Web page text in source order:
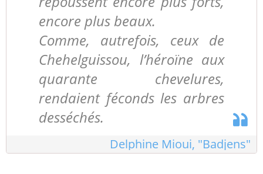
encore plus beaux.
Comme, autrefois, ceux de
Chehelguissou, l’héroïne aux
quarante chevelures,
rendaient féconds les arbres
desséchés.
Delphine Mioui, "Badjens"